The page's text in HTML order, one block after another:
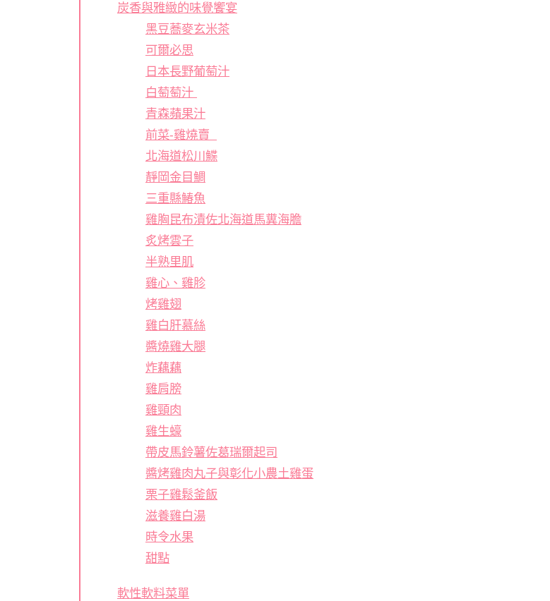
炭香與雅緻的味覺饗宴
黑豆蕎麥玄米茶
可爾必思
日本長野葡萄汁
白萄萄汁
青森蘋果汁
前菜-雞燒賣
北海道松川鰈
靜岡金目鯛
三重縣鰆魚
雞胸昆布漬佐北海道馬糞海膽
炙烤雲子
半熟里肌
雞心、雞胗
烤雞翅
雞白肝慕絲
醬燒雞大腿
炸藕藕
雞肩膀
雞頸肉
雞生蠔
帶皮馬鈴薯佐葛瑞爾起司
醬烤雞肉丸子與彰化小農土雞蛋
栗子雞鬆釜飯
滋養雞白湯
時令水果
甜點
軟性軟料菜單